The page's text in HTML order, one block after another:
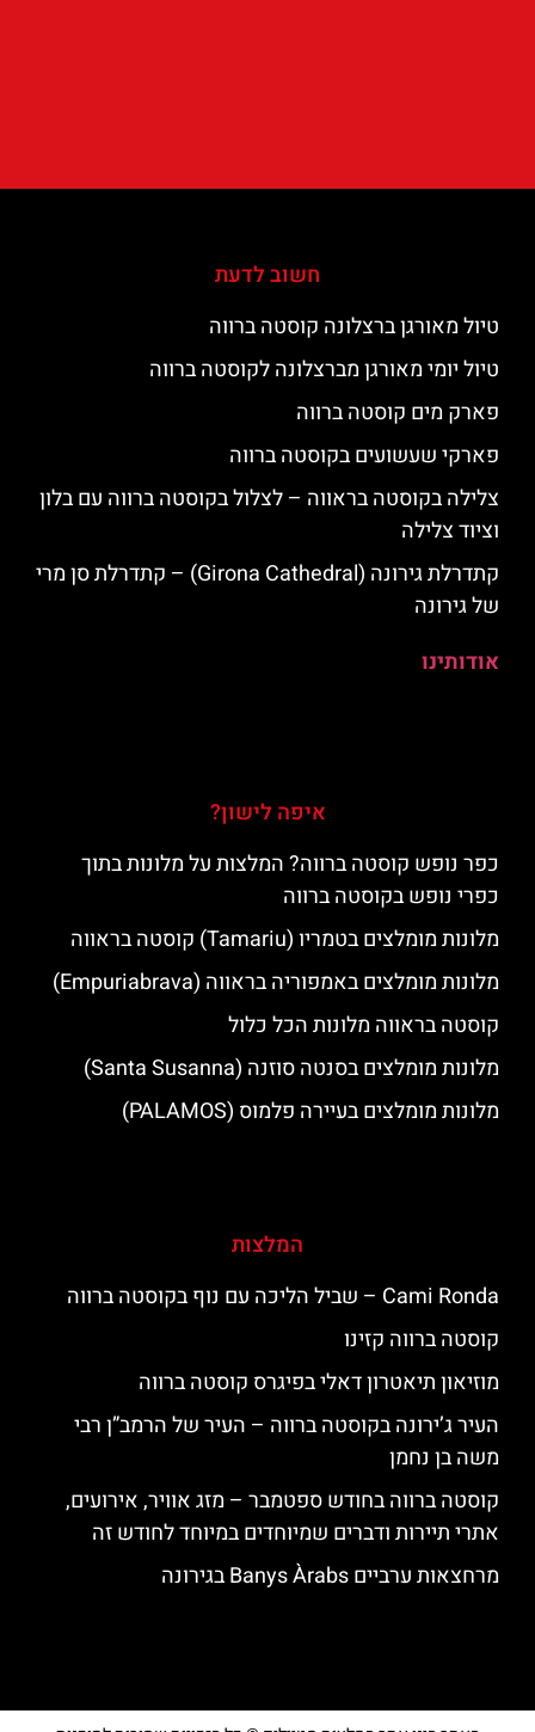
חשוב לדעת
טיול מאורגן ברצלונה קוסטה ברווה
טיול יומי מאורגן מברצלונה לקוסטה ברווה
פארק מים קוסטה ברווה
פארקי שעשועים בקוסטה ברווה
צלילה בקוסטה בראווה – לצלול בקוסטה ברווה עם בלון
וציוד צלילה
קתדרלת גירונה (Girona Cathedral) – קתדרלת סן מרי
של גירונה
אודותינו
איפה לישון?
כפר נופש קוסטה ברווה? המלצות על מלונות בתוך
כפרי נופש בקוסטה ברווה
מלונות מומלצים בטמריו (Tamariu) קוסטה בראווה
מלונות מומלצים באמפוריה בראווה (Empuriabrava)
קוסטה בראווה מלונות הכל כלול
מלונות מומלצים בסנטה סוזנה (Santa Susanna)
מלונות מומלצים בעיירה פלמוס (PALAMOS)
המלצות
‪‪Cami Ronda‬‬ – שביל הליכה עם נוף בקוסטה ברווה
קוסטה ברווה קזינו
מוזיאון תיאטרון דאלי בפיגרס קוסטה ברווה
העיר ג’ירונה בקוסטה ברווה – העיר של הרמב”ן רבי
משה בן נחמן
קוסטה ברווה בחודש ספטמבר – מזג אוויר, אירועים,
אתרי תיירות ודברים שמיוחדים במיוחד לחודש זה
מרחצאות ערביים Banys Àrabs בגירונה